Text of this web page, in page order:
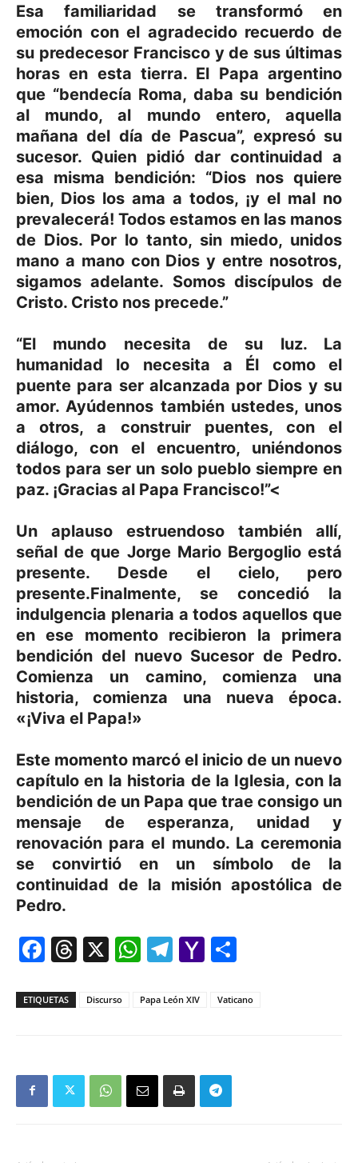
Esa familiaridad se transformó en
emoción con el agradecido recuerdo de
su predecesor Franciscoy de sus últimas
horas en esta tierra. El Papa argentino
que “bendecía Roma, daba su bendición
al mundo, al mundo entero, aquella
mañana del día de Pascua”, expresó su
sucesor. Quien pidió dar continuidad a
esa misma bendición: “Dios nos quiere
bien, Dios los ama a todos, ¡y el mal no
prevalecerá! Todos estamos en las manos
de Dios. Por lo tanto, sin miedo, unidos
mano a mano con Dios y entre nosotros,
sigamos adelante. Somos discípulos de
Cristo. Cristo nos precede.”
“El mundo necesita de su luz. La
humanidad lo necesita a Él como el
puente para ser alcanzada por Dios y su
amor. Ayúdennos también ustedes, unos
a otros, a construir puentes, con el
diálogo, con el encuentro, uniéndonos
todos para ser un solo pueblo siempre en
paz. ¡Gracias al Papa Francisco!”<
Un aplauso estruendoso también allí,
señal de que Jorge Mario Bergoglio está
presente. Desde el cielo, pero
presente.Finalmente, se concedió la
indulgencia plenaria a todos aquellos que
en ese momento recibieron la primera
bendición del nuevo Sucesor de Pedro.
Comienza un camino, comienza una
historia, comienza una nueva época.
«¡Viva el Papa!»
Este momento marcó el inicio de un nuevo
capítulo en la historia de la Iglesia, con la
bendición de un Papa que trae consigo un
mensaje de esperanza, unidad y
renovación para el mundo. La ceremonia
se convirtió en un símbolo de la
continuidad de la misión apostólica de
Pedro.
Facebook
Threads
X WhatsApp
Telegram
Yahoo
ETIQUETAS Discurso Papa León XIV Vaticano